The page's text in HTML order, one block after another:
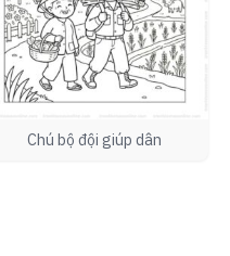
Chú bộ đội giúp dân